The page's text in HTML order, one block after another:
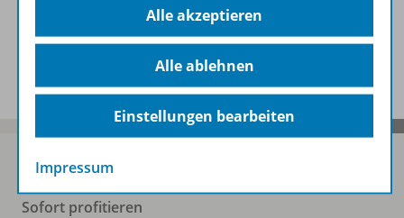
Sofort profitieren
Alle akzeptieren
Alle ablehnen
Einstellungen bearbeiten
Impressum